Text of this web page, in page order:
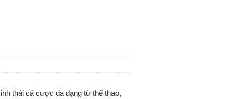
thái cá cược đa dạng từ thể thao,